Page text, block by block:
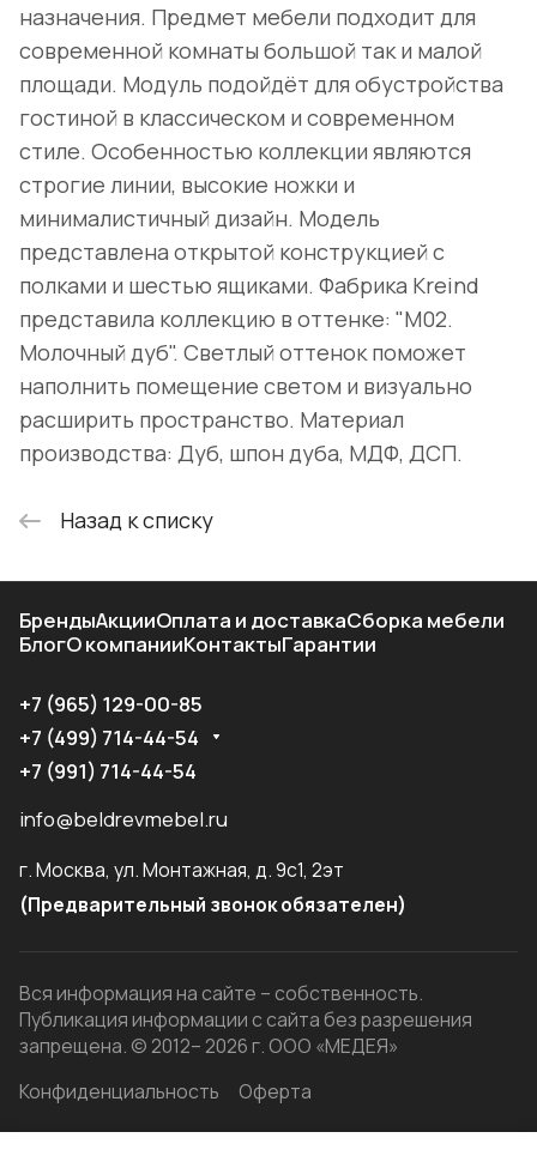
назначения. Предмет мебели подходит для
современной комнаты большой так и малой
площади. Модуль подойдёт для обустройства
гостиной в классическом и современном
стиле. Особенностью коллекции являются
строгие линии, высокие ножки и
минималистичный дизайн. Модель
представлена открытой конструкцией с
полками и шестью ящиками. Фабрика Kreind
представила коллекцию в оттенке: "M02.
Молочный дуб". Светлый оттенок поможет
наполнить помещение светом и визуально
расширить пространство. Материал
производства: Дуб, шпон дуба, МДФ, ДСП.
Назад к списку
БрендыАкцииОплата и доставкаСборка мебели
БлогО компанииКонтактыГарантии
+7 (965) 129-00-85
+7 (499) 714-44-54
+7 (991) 714-44-54
info@beldrevmebel.ru
г. Москва, ул. Монтажная, д. 9с1, 2эт
(Предварительный звонок обязателен)
Вся информация на сайте – собственность.
Публикация информации с сайта без разрешения
запрещена. © 2012– 2026 г. ООО «МЕДЕЯ»
Конфиденциальность
Оферта